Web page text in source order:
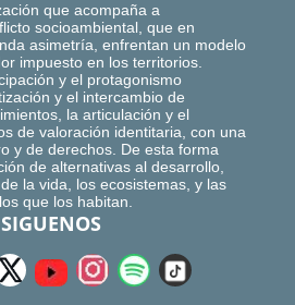
que acompaña a
socioambiental, que en
asimetría, enfrentan un modelo
impuesto en los territorios.
y el protagonismo
y el intercambio de
la articulación y el
de valoración identitaria, con una
y de derechos. De esta forma
de alternativas al desarrollo,
la vida, los ecosistemas, y las
que los habitan.
SIGUENOS